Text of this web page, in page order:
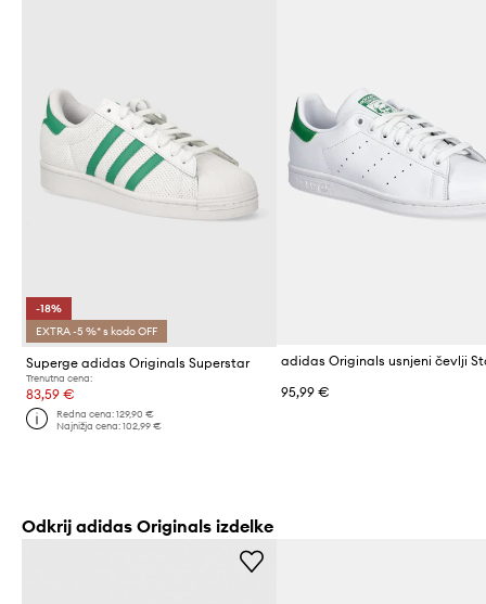
-18%
EXTRA -5 %* s kodo OFF
Superge adidas Originals Superstar
Trenutna cena:
83,59 €
Redna cena:129,90 €
Najnižja cena:102,99 €
95,99 €
Odkrij adidas Originals izdelke